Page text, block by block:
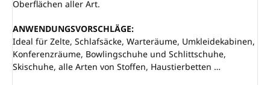
Oberflächen aller Art.
ANWENDUNGSVORSCHLÄGE:
Ideal für Zelte, Schlafsäcke, Warteräume, Umkleidekabinen,
Konferenzräume, Bowlingschuhe und Schlittschuhe,
Skischuhe, alle Arten von Stoffen, Haustierbetten …